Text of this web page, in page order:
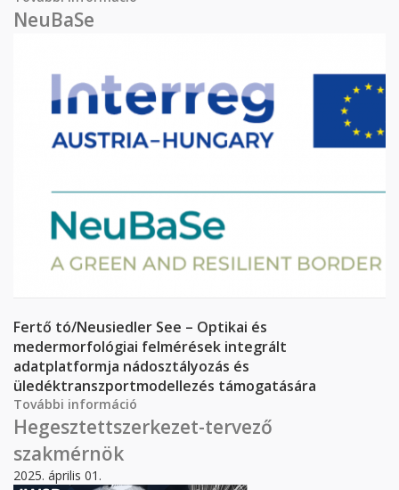
NeuBaSe
Fertő tó/Neusiedler See – Optikai és
medermorfológiai felmérések integrált
adatplatformja nádosztályozás és
üledéktranszportmodellezés támogatására
További információ
Hegesztettszerkezet-tervező
szakmérnök
2025. április 01.